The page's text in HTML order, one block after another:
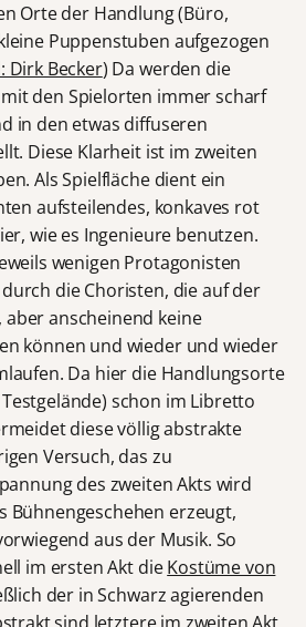
Orte der Handlung (Büro,
Puppenstuben aufgezogen
Dirk Becker) Da werden die
den Spielorten immer scharf
in den etwas diffuseren
Diese Klarheit ist im zweiten
Als Spielfläche dient ein
aufsteilendes, konkaves rot
wie es Ingenieure benutzen.
wenigen Protagonisten
die Choristen, die auf der
anscheinend keine
können und wieder und wieder
Da hier die Handlungsorte
schon im Libretto
diese völlig abstrakte
Versuch, das zu
des zweiten Akts wird
Bühnengeschehen erzeugt,
aus der Musik. So
im ersten Akt dieKostüme von
der in Schwarz agierenden